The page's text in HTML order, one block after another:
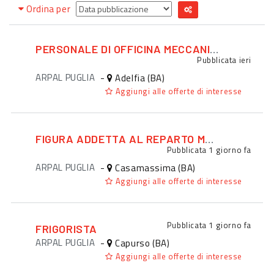
Ordina per
PERSONALE DI OFFICINA MECCANICA / MECCATRONICA
Pubblicata ieri
ARPAL PUGLIA - Adelfia (BA)
Aggiungi alle offerte di interesse
FIGURA ADDETTA AL REPARTO MACELLERIA
Pubblicata 1 giorno fa
ARPAL PUGLIA - Casamassima (BA)
Aggiungi alle offerte di interesse
FRIGORISTA Pubblicata 1 giorno fa
ARPAL PUGLIA - Capurso (BA)
Aggiungi alle offerte di interesse